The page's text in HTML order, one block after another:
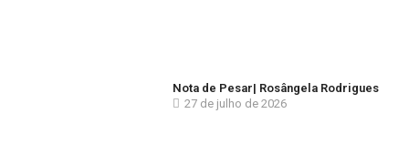
Nota de Pesar| Rosângela Rodrigues
27 de julho de 2026